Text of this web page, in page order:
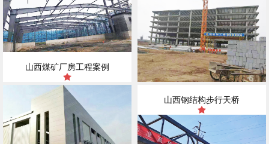
山西煤矿厂房工程案例
山西钢结构步行天桥